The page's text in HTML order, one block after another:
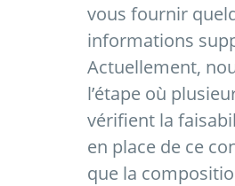
vous fournir
informations
Actuellement,
l’étape où
vérifient la
en place de ce
que la